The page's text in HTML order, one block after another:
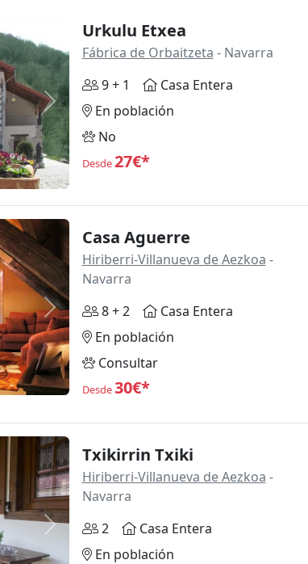
Siguiente
Urkulu Etxea
Fábrica de Orbaitzeta - Navarra
9 + 1
Casa Entera
En población
No
Desde27€*
Siguiente
Casa Aguerre
Hiriberri-Villanueva de Aezkoa -
Navarra
8 + 2
Casa Entera
En población
Consultar
Desde30€*
Siguiente
Txikirrin Txiki
Hiriberri-Villanueva de Aezkoa -
Navarra
2
Casa Entera
En población